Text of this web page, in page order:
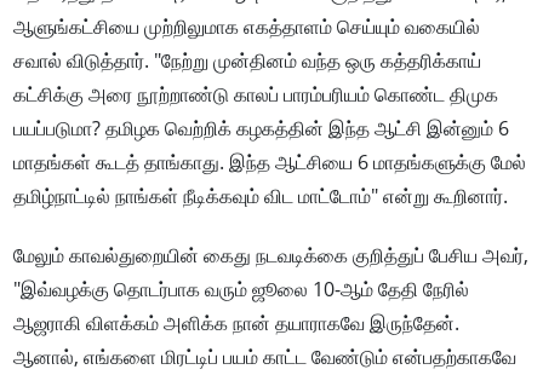
ஆளுங்கட்சியை முற்றிலுமாக எகத்தாளம் செய்யும் வகையில்
சவால் விடுத்தார். "நேற்று முன்தினம் வந்த ஒரு கத்தரிக்காய்
கட்சிக்கு அரை நூற்றாண்டு காலப் பாரம்பரியம் கொண்ட திமுக
பயப்படுமா? தமிழக வெற்றிக் கழகத்தின் இந்த ஆட்சி இன்னும் 6
மாதங்கள் கூடத் தாங்காது. இந்த ஆட்சியை 6 மாதங்களுக்கு மேல்
தமிழ்நாட்டில் நாங்கள் நீடிக்கவும் விட மாட்டோம்" என்று கூறினார்.
மேலும் காவல்துறையின் கைது நடவடிக்கை குறித்துப் பேசிய அவர்,
"இவ்வழக்கு தொடர்பாக வரும் ஜூலை 10-ஆம் தேதி நேரில்
ஆஜராகி விளக்கம் அளிக்க நான் தயாராகவே இருந்தேன்.
ஆனால், எங்களை மிரட்டிப் பயம் காட்ட வேண்டும் என்பதற்காகவே